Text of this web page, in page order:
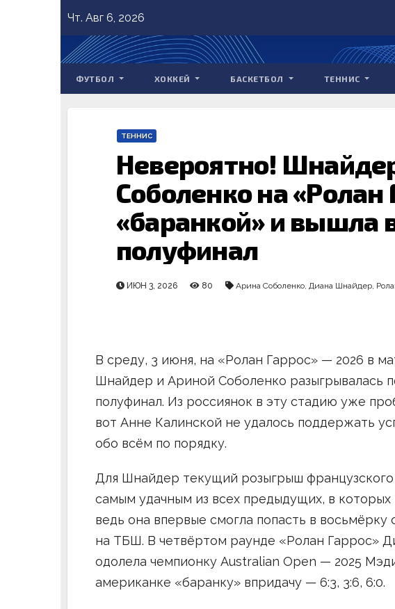
content
Чт. Авг 6, 2026
ФУТБОЛ ХОККЕЙ БАСКЕТБОЛ ТЕННИС
ТЕННИС
Невероятно!
Соболенко на «Ролан
«баранкой» и вышла
полуфинал
ИЮН 3, 2026 80 Арина Соболенко, Диана Шнайдер,
В среду, 3 июня, на «Ролан Гаррос» — 2026 в
Шнайдер и Ариной Соболенко разыгрывалась
полуфинал. Из россиянок в эту стадию уже
вот Анне Калинской не удалось поддержать
обо всём по порядку.
Для Шнайдер текущий розыгрыш
самым удачным из всех предыдущих, в которых
ведь она впервые смогла попасть в восьмёрку
на ТБШ. В четвёртом раунде «Ролан Гаррос»
одолела чемпионку Australian Open — 2025
американке «баранку» впридачу — 6:3, 3:6, 6:0.